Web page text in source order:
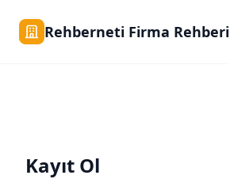
Rehberneti Firma Rehberi
Kayıt Ol